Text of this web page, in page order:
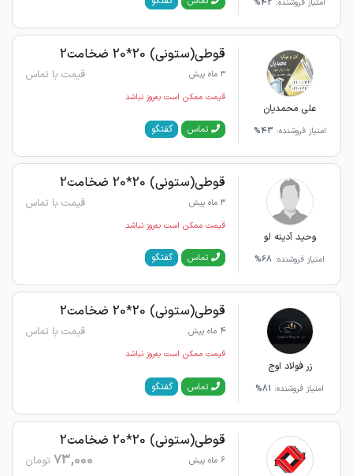
امتیاز فروشنده: 42%
علی محمدیان
امتیاز فروشنده: 43%
قوطی(ستونی) 20*20 ضخامت2
3 ماه پیش قیمت با تماس
قیمت ممکن است به‌روز نباشد
تماس گفتگو
وحید آدینه لو
امتیاز فروشنده: 68%
قوطی(ستونی) 20*20 ضخامت2
3 ماه پیش قیمت با تماس
قیمت ممکن است به‌روز نباشد
تماس گفتگو
زر فولاد اوج
امتیاز فروشنده: 81%
قوطی(ستونی) 20*20 ضخامت2
4 ماه پیش قیمت با تماس
قیمت ممکن است به‌روز نباشد
تماس گفتگو
قوطی(ستونی) 20*20 ضخامت2
6 ماه پیش 73,000 تومان